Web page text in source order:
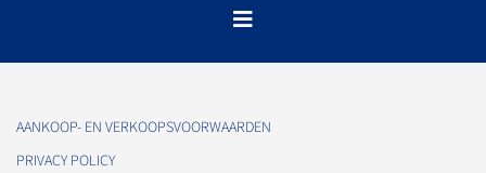
AANKOOP- EN VERKOOPSVOORWAARDEN
PRIVACY POLICY